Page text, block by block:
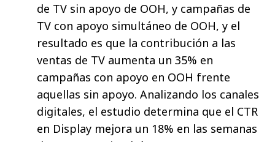
de TV sin apoyo de OOH, y campañas de
TV con apoyo simultáneo de OOH, y el
resultado es que la contribución a las
ventas de TV aumenta un 35% en
campañas con apoyo en OOH frente
aquellas sin apoyo. Analizando los canales
digitales, el estudio determina que el CTR
en Display mejora un 18% en las semanas